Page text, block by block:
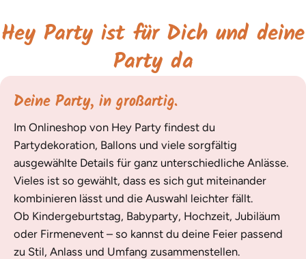
Hey Party ist für Dich und deine
Party da
Deine Party, in großartig.
Im Onlineshop von Hey Party findest du
Partydekoration, Ballons und viele sorgfältig
ausgewählte Details für ganz unterschiedliche Anlässe.
Vieles ist so gewählt, dass es sich gut miteinander
kombinieren lässt und die Auswahl leichter fällt.
Ob Kindergeburtstag, Babyparty, Hochzeit, Jubiläum
oder Firmenevent – so kannst du deine Feier passend
zu Stil, Anlass und Umfang zusammenstellen.